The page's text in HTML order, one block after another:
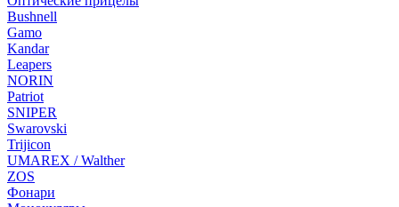
Bushnell
Gamo
Kandar
Leapers
NORIN
Patriot
SNIPER
Swarovski
Trijicon
UMAREX / Walther
ZOS
Фонари